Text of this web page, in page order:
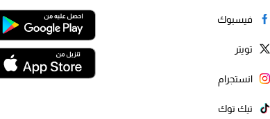
فيسبوك
تويتر
انستجرام
تيك توك